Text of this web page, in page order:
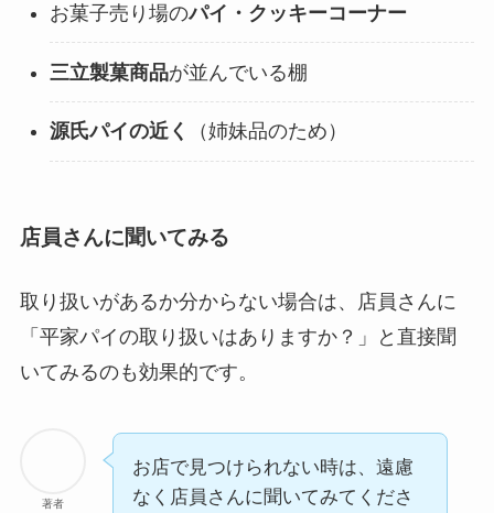
お菓子売り場のパイ・クッキーコーナー
三立製菓商品が並んでいる棚
源氏パイの近く （姉妹品のため）
店員さんに聞いてみる
取り扱いがあるか分からない場合は、店員さんに
「平家パイの取り扱いはありますか？」と直接聞
いてみるのも効果的です。
著者
お店で見つけられない時は、遠慮
なく店員さんに聞いてみてくださ